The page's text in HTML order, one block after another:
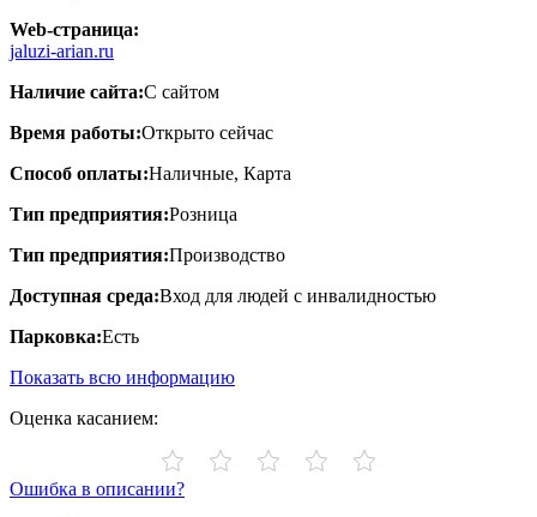
Web-страница:
jaluzi-arian.ru
Наличие сайта:С сайтом
Время работы:Открыто сейчас
Способ оплаты:Наличные, Карта
Тип предприятия:Розница
Тип предприятия:Производство
Доступная среда:Вход для людей с инвалидностью
Парковка:Есть
Показать всю информацию
Оценка касанием:
Ошибка в описании?